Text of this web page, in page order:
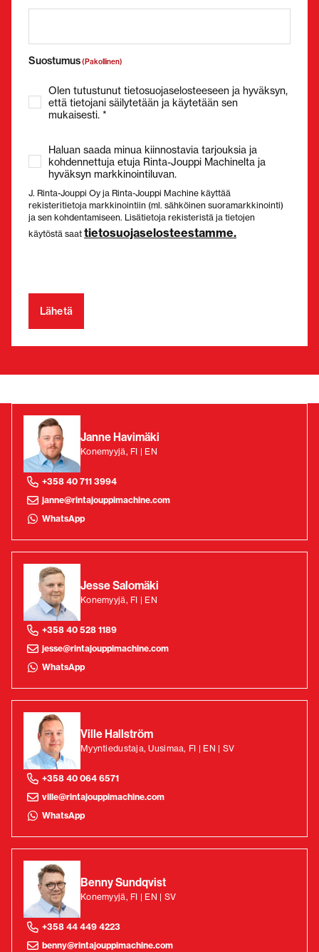
Suostumus(Pakollinen)
Olen tutustunut tietosuojaselosteeseen ja hyväksyn,
että tietojani säilytetään ja käytetään sen
mukaisesti. *
Haluan saada minua kiinnostavia tarjouksia ja
kohdennettuja etuja Rinta-Jouppi Machinelta ja
hyväksyn markkinointiluvan.
J. Rinta-Jouppi Oy ja Rinta-Jouppi Machine käyttää
rekisteritietoja markkinointiin (ml. sähköinen suoramarkkinointi)
ja sen kohdentamiseen. Lisätietoja rekisteristä ja tietojen
käytöstä saat tietosuojaselosteestamme.
Janne Havimäki
Konemyyjä, FI | EN
+358 40 711 3994
janne@rintajouppimachine.com
WhatsApp
Jesse Salomäki
Konemyyjä, FI | EN
+358 40 528 1189
jesse@rintajouppimachine.com
WhatsApp
Ville Hallström
Myyntiedustaja, Uusimaa, FI | EN | SV
+358 40 064 6571
ville@rintajouppimachine.com
WhatsApp
Benny Sundqvist
Konemyyjä, FI | EN | SV
+358 44 449 4223
benny@rintajouppimachine.com